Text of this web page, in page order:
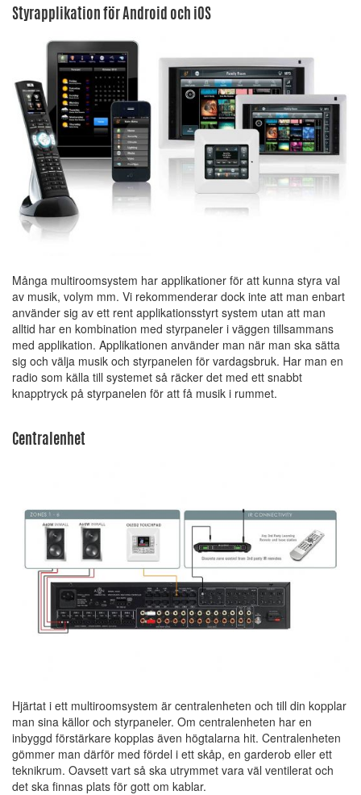
Styrapplikation för Android och iOS
Många multiroomsystem har applikationer för att kunna styra val
av musik, volym mm. Vi rekommenderar dock inte att man enbart
använder sig av ett rent applikationsstyrt system utan att man
alltid har en kombination med styrpaneler i väggen tillsammans
med applikation. Applikationen använder man när man ska sätta
sig och välja musik och styrpanelen för vardagsbruk. Har man en
radio som källa till systemet så räcker det med ett snabbt
knapptryck på styrpanelen för att få musik i rummet.
Centralenhet
Hjärtat i ett multiroomsystem är centralenheten och till din kopplar
man sina källor och styrpaneler. Om centralenheten har en
inbyggd förstärkare kopplas även högtalarna hit. Centralenheten
gömmer man därför med fördel i ett skåp, en garderob eller ett
teknikrum. Oavsett vart så ska utrymmet vara väl ventilerat och
det ska finnas plats för gott om kablar.